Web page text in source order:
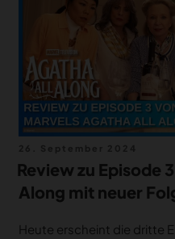
am
Review zu Episode
Along mit neuer
Heute erscheint die dritte